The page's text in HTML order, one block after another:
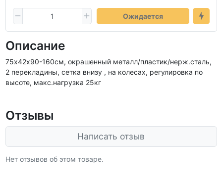
Ожидается
Описание
75х42х90-160см, окрашенный металл/пластик/нерж.сталь,
2 перекладины, сетка внизу , на колесах, регулировка по
высоте, макс.нагрузка 25кг
Отзывы
Написать отзыв
Нет отзывов об этом товаре.